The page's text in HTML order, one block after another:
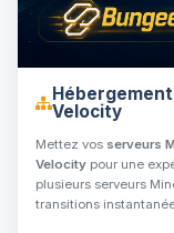
Velocity
Mettez vos serveurs
Velocity pour une
plusieurs serveurs
transitions